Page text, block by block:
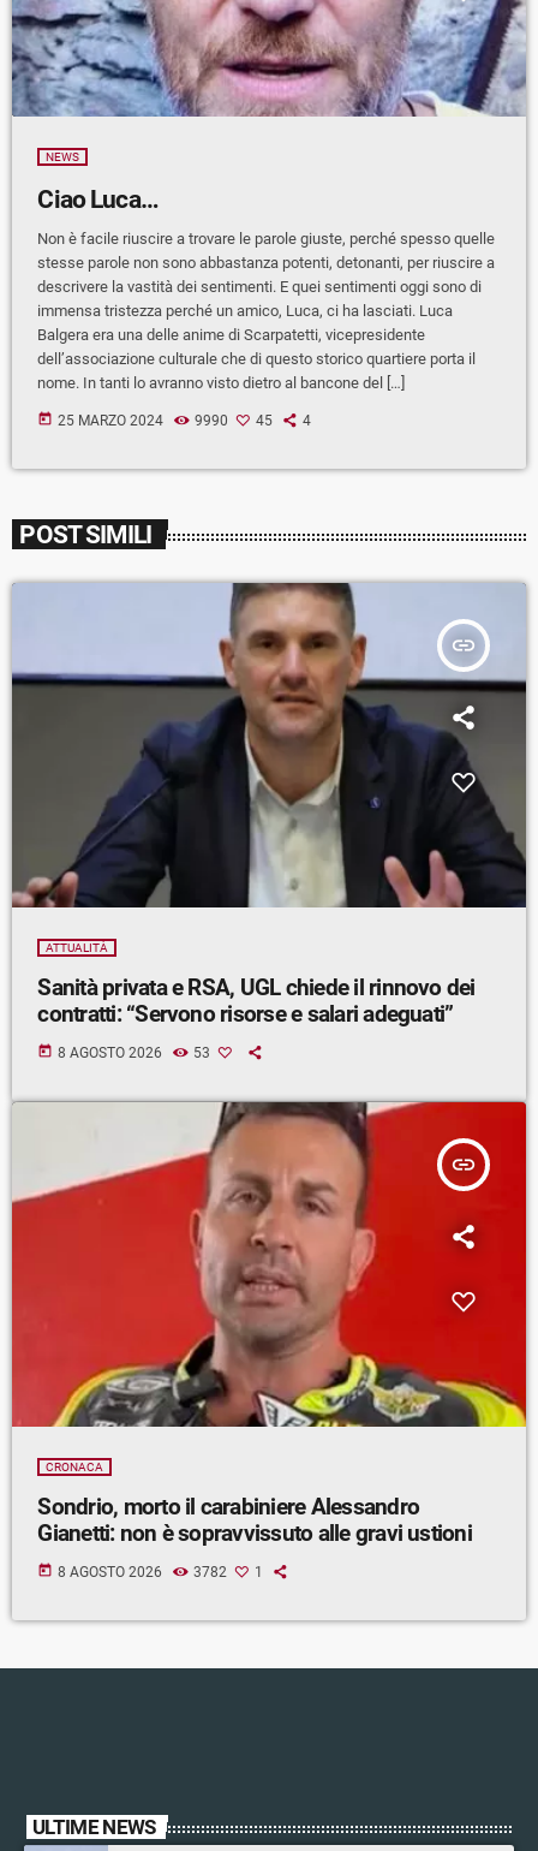
NEWS
Ciao Luca…
Non è facile riuscire a trovare le parole giuste, perché spesso quelle
stesse parole non sono abbastanza potenti, detonanti, per riuscire a
descrivere la vastità dei sentimenti. E quei sentimenti oggi sono di
immensa tristezza perché un amico, Luca, ci ha lasciati. Luca
Balgera era una delle anime di Scarpatetti, vicepresidente
dell’associazione culturale che di questo storico quartiere porta il
nome. In tanti lo avranno visto dietro al bancone del […]
today 25 MARZO 2024 9990 45 4
POST SIMILI
insert_link
ATTUALITÀ
Sanità privata e RSA, UGL chiede il rinnovo dei
contratti: “Servono risorse e salari adeguati”
today 8 AGOSTO 2026 53
insert_link
CRONACA
Sondrio, morto il carabiniere Alessandro
Gianetti: non è sopravvissuto alle gravi ustioni
today 8 AGOSTO 2026 3782 1
ULTIME NEWS